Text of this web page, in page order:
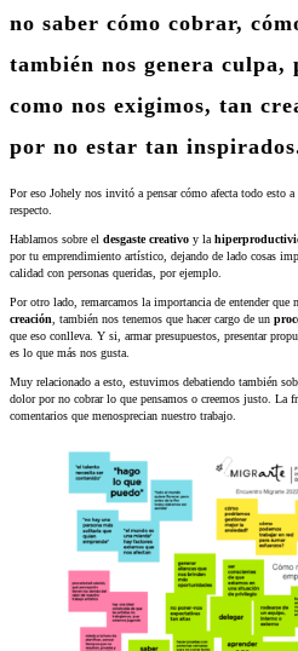
no saber cómo cobrar,
también nos genera culpa,
como nos exigimos, tan
por no estar tan
Por eso Johely nos invitó a pensar cómo afecta todo esto a
respecto.
Hablamos sobre el desgaste creativo y la
por tu emprendimiento artístico, dejando de lado cosas
calidad con personas queridas, por ejemplo.
Por otro lado, remarcamos la importancia de entender que
creación , también nos tenemos que hacer cargo de un
que eso conlleva. Y si, armar presupuestos, presentar
es lo que más nos gusta.
Muy relacionado a esto, estuvimos debatiendo también
dolor por no cobrar lo que pensamos o creemos justo. La
comentarios que menosprecian nuestro trabajo.